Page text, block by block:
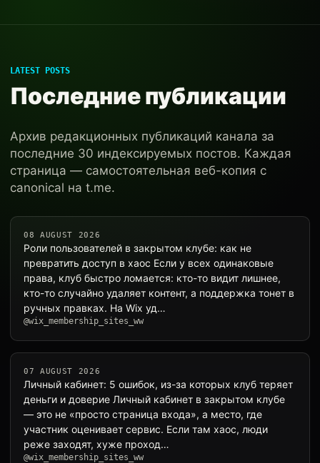
LATEST POSTS
Последние публикации
Архив редакционных публикаций канала за
последние 30 индексируемых постов. Каждая
страница — самостоятельная веб-копия с
canonical на t.me.
08 AUGUST 2026
Роли пользователей в закрытом клубе: как не
превратить доступ в хаос Если у всех одинаковые
права, клуб быстро ломается: кто-то видит лишнее,
кто-то случайно удаляет контент, а поддержка тонет в
ручных правках. На Wix уд…
@wix_membership_sites_ww
07 AUGUST 2026
Личный кабинет: 5 ошибок, из-за которых клуб теряет
деньги и доверие Личный кабинет в закрытом клубе
— это не «просто страница входа», а место, где
участник оценивает сервис. Если там хаос, люди
реже заходят, хуже проход…
@wix_membership_sites_ww